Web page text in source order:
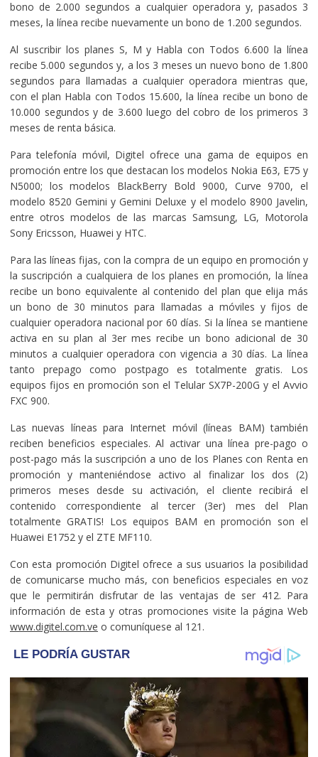
bono de 2.000 segundos a cualquier operadora y, pasados 3
meses, la línea recibe nuevamente un bono de 1.200 segundos.
Al suscribir los planes S, M y Habla con Todos 6.600 la línea
recibe 5.000 segundos y, a los 3 meses un nuevo bono de 1.800
segundos para llamadas a cualquier operadora mientras que,
con el plan Habla con Todos 15.600, la línea recibe un bono de
10.000 segundos y de 3.600 luego del cobro de los primeros 3
meses de renta básica.
Para telefonía móvil, Digitel ofrece una gama de equipos en
promoción entre los que destacan los modelos Nokia E63, E75 y
N5000; los modelos BlackBerry Bold 9000, Curve 9700, el
modelo 8520 Gemini y Gemini Deluxe y el modelo 8900 Javelin,
entre otros modelos de las marcas Samsung, LG, Motorola
Sony Ericsson, Huawei y HTC.
Para las líneas fijas, con la compra de un equipo en promoción y
la suscripción a cualquiera de los planes en promoción, la línea
recibe un bono equivalente al contenido del plan que elija más
un bono de 30 minutos para llamadas a móviles y fijos de
cualquier operadora nacional por 60 días. Si la línea se mantiene
activa en su plan al 3er mes recibe un bono adicional de 30
minutos a cualquier operadora con vigencia a 30 días. La línea
tanto prepago como postpago es totalmente gratis. Los
equipos fijos en promoción son el Telular SX7P-200G y el Avvio
FXC 900.
Las nuevas líneas para Internet móvil (líneas BAM) también
reciben beneficios especiales. Al activar una línea pre-pago o
post-pago más la suscripción a uno de los Planes con Renta en
promoción y manteniéndose activo al finalizar los dos (2)
primeros meses desde su activación, el cliente recibirá el
contenido correspondiente al tercer (3er) mes del Plan
totalmente GRATIS! Los equipos BAM en promoción son el
Huawei E1752 y el ZTE MF110.
Con esta promoción Digitel ofrece a sus usuarios la posibilidad
de comunicarse mucho más, con beneficios especiales en voz
que le permitirán disfrutar de las ventajas de ser 412. Para
información de esta y otras promociones visite la página Web
www.digitel.com.ve o comuníquese al 121.